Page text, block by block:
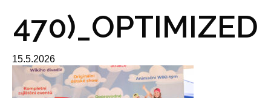
470)_OPTIMIZED
15.5.2026